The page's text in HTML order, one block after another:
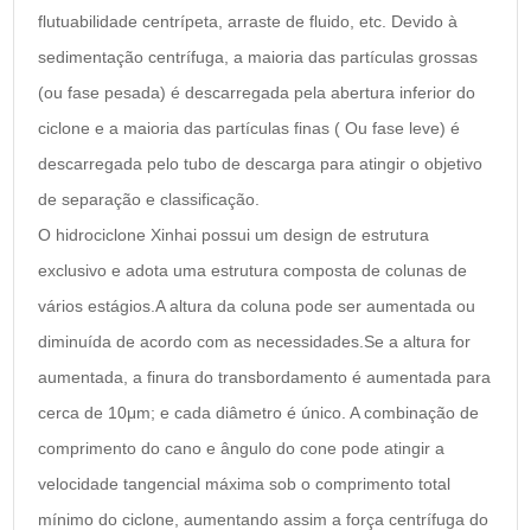
flutuabilidade centrípeta, arraste de fluido, etc. Devido à
sedimentação centrífuga, a maioria das partículas grossas
(ou fase pesada) é descarregada pela abertura inferior do
ciclone e a maioria das partículas finas ( Ou fase leve) é
descarregada pelo tubo de descarga para atingir o objetivo
de separação e classificação.
O hidrociclone Xinhai possui um design de estrutura
exclusivo e adota uma estrutura composta de colunas de
vários estágios.A altura da coluna pode ser aumentada ou
diminuída de acordo com as necessidades.Se a altura for
aumentada, a finura do transbordamento é aumentada para
cerca de 10μm; e cada diâmetro é único. A combinação de
comprimento do cano e ângulo do cone pode atingir a
velocidade tangencial máxima sob o comprimento total
mínimo do ciclone, aumentando assim a força centrífuga do